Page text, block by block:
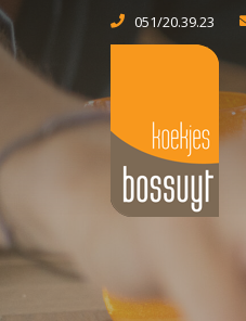
051/20.39.23